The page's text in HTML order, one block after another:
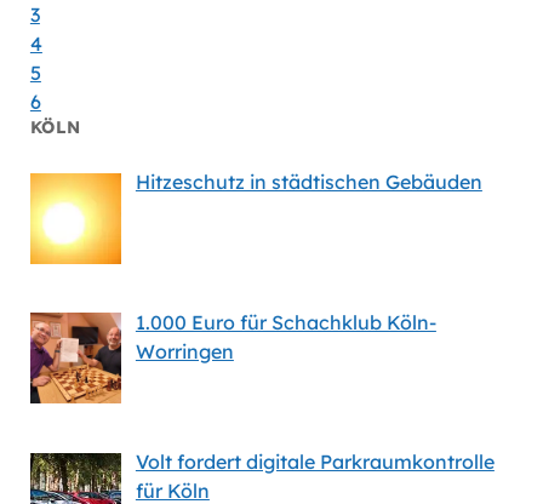
3
4
5
6
KÖLN
Hitzeschutz in städtischen Gebäuden
1.000 Euro für Schachklub Köln-
Worringen
Volt fordert digitale Parkraumkontrolle
für Köln